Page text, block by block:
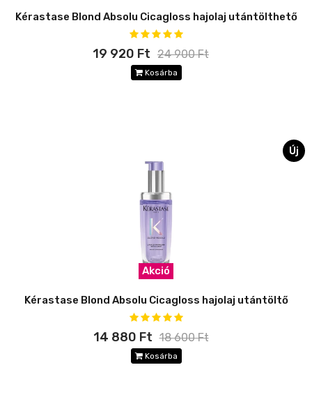
Kérastase Blond Absolu Cicagloss hajolaj utántölthető
19 920 Ft 24 900 Ft
Kosárba
Új
Akció
Kérastase Blond Absolu Cicagloss hajolaj utántöltő
14 880 Ft 18 600 Ft
Kosárba